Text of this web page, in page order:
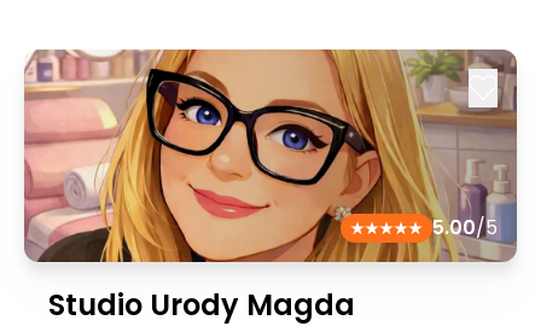
5.00/5
Studio Urody Magda